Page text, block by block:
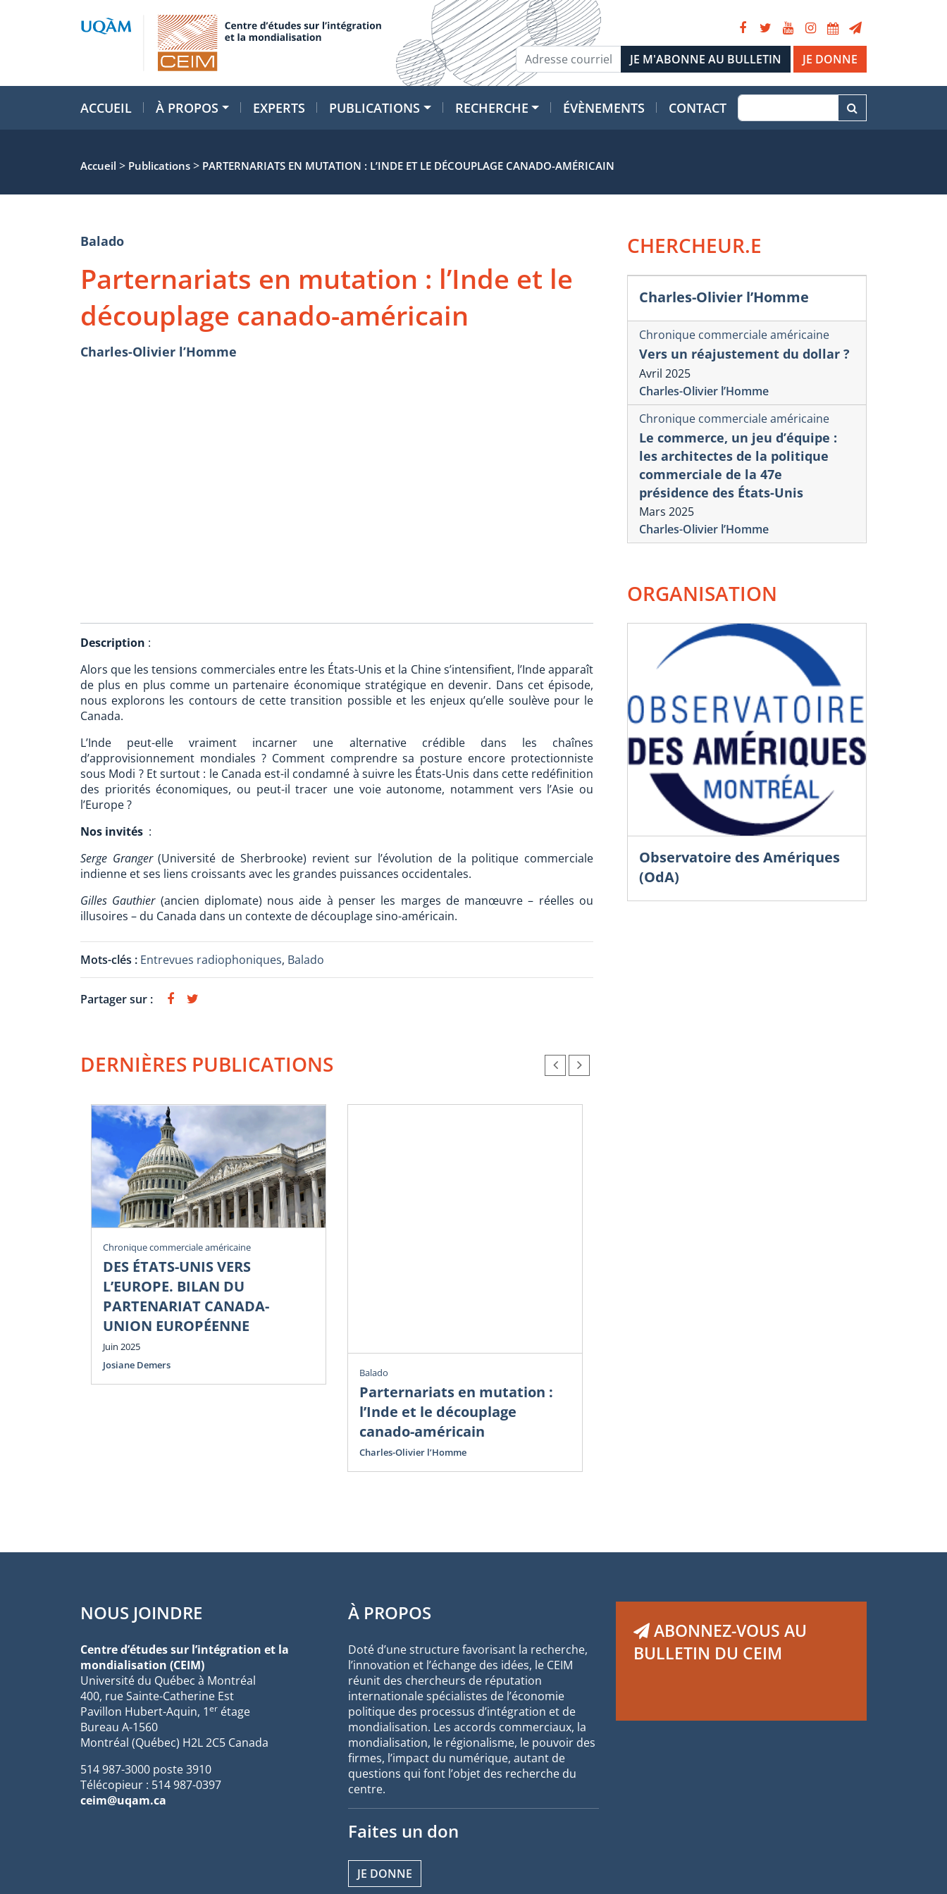
JE DONNE
ACCUEIL À PROPOS EXPERTS PUBLICATIONS RECHERCHE ÉVÈNEMENTS CONTACT
Accueil > Publications > PARTERNARIATS EN MUTATION : L’INDE ET LE DÉCOUPLAGE CANADO-AMÉRICAIN
Balado
Parternariats en mutation : l’Inde et le
découplage canado-américain
Charles-Olivier l’Homme
Description :
Alors que les tensions commerciales entre les États-Unis et la Chine s’intensifient, l’Inde apparaît
de plus en plus comme un partenaire économique stratégique en devenir. Dans cet épisode,
nous explorons les contours de cette transition possible et les enjeux qu’elle soulève pour le
Canada.
L’Inde peut-elle vraiment incarner une alternative crédible dans les chaînes
d’approvisionnement mondiales ? Comment comprendre sa posture encore protectionniste
sous Modi ? Et surtout : le Canada est-il condamné à suivre les États-Unis dans cette redéfinition
des priorités économiques, ou peut-il tracer une voie autonome, notamment vers l’Asie ou
l’Europe ?
Nos invités :
Serge Granger(Université de Sherbrooke) revient sur l’évolution de la politique commerciale
indienne et ses liens croissants avec les grandes puissances occidentales.
Gilles Gauthier(ancien diplomate) nous aide à penser les marges de manœuvre – réelles ou
illusoires – du Canada dans un contexte de découplage sino-américain.
Mots-clés : Entrevues radiophoniques, Balado
Partager sur :
DERNIÈRES PUBLICATIONS
Chronique commerciale américaine
DES ÉTATS-UNIS VERS
L’EUROPE. BILAN DU
PARTENARIAT CANADA-
UNION EUROPÉENNE
Juin 2025
Josiane Demers
Balado
Parternariats en mutation :
l’Inde et le découplage
canado-américain
Charles-Olivier l’Homme
CHERCHEUR.E
Charles-Olivier l’Homme
Chronique commerciale américaine
Vers un réajustement du dollar ?
Avril 2025
Charles-Olivier l’Homme
Chronique commerciale américaine
Le commerce, un jeu d’équipe :
les architectes de la politique
commerciale de la 47e
présidence des États-Unis
Mars 2025
Charles-Olivier l’Homme
ORGANISATION
Observatoire des Amériques
(OdA)
NOUS JOINDRE
Centre d’études sur l’intégration et la
mondialisation (CEIM)
Université du Québec à Montréal
400, rue Sainte-Catherine Est
Pavillon Hubert-Aquin, 1er étage
Bureau A-1560
Montréal (Québec) H2L 2C5 Canada
514 987-3000 poste 3910
Télécopieur : 514 987-0397
ceim@uqam.ca
À PROPOS
Doté d’une structure favorisant la recherche,
l’innovation et l’échange des idées, le CEIM
réunit des chercheurs de réputation
internationale spécialistes de l’économie
politique des processus d’intégration et de
mondialisation. Les accords commerciaux, la
mondialisation, le régionalisme, le pouvoir des
firmes, l’impact du numérique, autant de
questions qui font l’objet des recherche du
centre.
Faites un don
JE DONNE
ABONNEZ-VOUS AU
BULLETIN DU CEIM